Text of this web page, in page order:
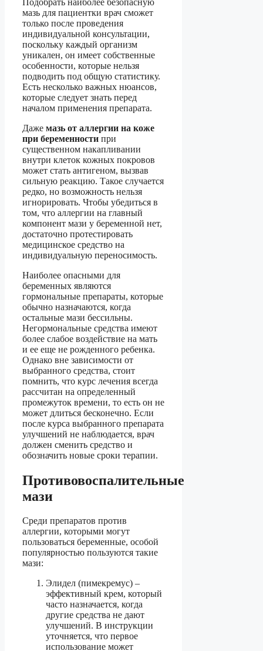
мазь для пациентки врач сможет
только после проведения
индивидуальной консультации,
поскольку каждый организм
уникален, он имеет собственные
особенности, которые нельзя
подводить под общую статистику.
Есть несколько важных нюансов,
которые следует знать перед
началом применения препарата.
Даже мазь от аллергии на коже
при беременности при
существенном накапливании
внутри клеток кожных покровов
может стать антигеном, вызвав
сильную реакцию. Такое случается
редко, но возможность нельзя
игнорировать. Чтобы убедиться в
том, что аллергии на главный
компонент мази у беременной нет,
достаточно протестировать
медицинское средство на
индивидуальную переносимость.
Наиболее опасными для
беременных являются
гормональные препараты, которые
обычно назначаются, когда
остальные мази бессильны.
Негормональные средства имеют
более слабое воздействие на мать
и ее еще не рожденного ребенка.
Однако вне зависимости от
выбранного средства, стоит
помнить, что курс лечения всегда
рассчитан на определенный
промежуток времени, то есть он не
может длиться бесконечно. Если
после курса выбранного препарата
улучшений не наблюдается, врач
должен сменить средство и
обозначить новые сроки терапии.
Противовоспалительные
мази
Среди препаратов против
аллергии, которыми могут
пользоваться беременные, особой
популярностью пользуются такие
мази:
Элидел (пимекремус) –
эффективный крем, который
часто назначается, когда
другие средства не дают
улучшений. В инструкции
уточняется, что первое
использование может